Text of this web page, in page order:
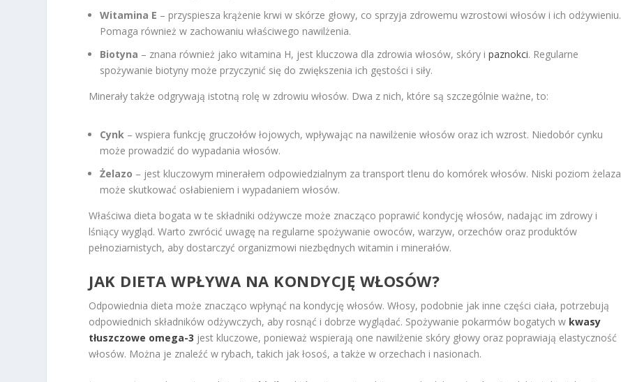
Witamina E – przyspiesza krążenie krwi w skórze głowy, co sprzyja zdrowemu wzrostowi włosów i ich odżywieniu.
Pomaga również w zachowaniu właściwego nawilżenia.
Biotyna – znana również jako witamina H, jest kluczowa dla zdrowia włosów, skóry ipaznokci. Regularne
spożywanie biotyny może przyczynić się do zwiększenia ich gęstości i siły.
Minerały także odgrywają istotną rolę w zdrowiu włosów. Dwa z nich, które są szczególnie ważne, to:
Cynk – wspiera funkcję gruczołów łojowych, wpływając na nawilżenie włosów oraz ich wzrost. Niedobór cynku
może prowadzić do wypadania włosów.
Żelazo – jest kluczowym minerałem odpowiedzialnym za transport tlenu do komórek włosów. Niski poziom żelaza
może skutkować osłabieniem i wypadaniem włosów.
Właściwa dieta bogata w te składniki odżywcze może znacząco poprawić kondycję włosów, nadając im zdrowy i
lśniący wygląd. Warto zwrócić uwagę na regularne spożywanie owoców, warzyw, orzechów oraz produktów
pełnoziarnistych, aby dostarczyć organizmowi niezbędnych witamin i minerałów.
JAK DIETA WPŁYWA NA KONDYCJĘ WŁOSÓW?
Odpowiednia dieta może znacząco wpłynąć na kondycję włosów. Włosy, podobnie jak inne części ciała, potrzebują
odpowiednich składników odżywczych, aby rosnąć i dobrze wyglądać. Spożywanie pokarmów bogatych w kwasy
tłuszczowe omega-3 jest kluczowe, ponieważ wspierają one nawilżenie skóry głowy oraz poprawiają elastyczność
włosów. Można je znaleźć w rybach, takich jak łosoś, a także w orzechach i nasionach.